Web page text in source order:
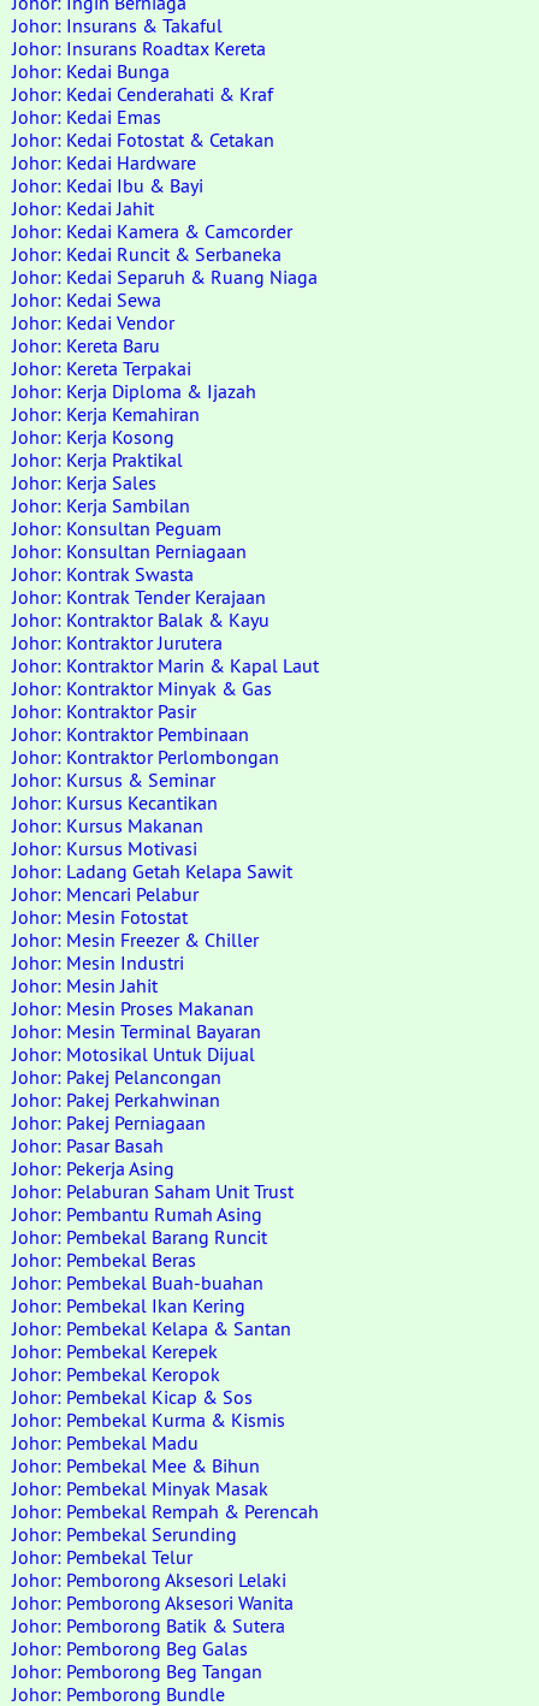
Johor: Insurans & Takaful
Johor: Insurans Roadtax Kereta
Johor: Kedai Bunga
Johor: Kedai Cenderahati & Kraf
Johor: Kedai Emas
Johor: Kedai Fotostat & Cetakan
Johor: Kedai Hardware
Johor: Kedai Ibu & Bayi
Johor: Kedai Jahit
Johor: Kedai Kamera & Camcorder
Johor: Kedai Runcit & Serbaneka
Johor: Kedai Separuh & Ruang Niaga
Johor: Kedai Sewa
Johor: Kedai Vendor
Johor: Kereta Baru
Johor: Kereta Terpakai
Johor: Kerja Diploma & Ijazah
Johor: Kerja Kemahiran
Johor: Kerja Kosong
Johor: Kerja Praktikal
Johor: Kerja Sales
Johor: Kerja Sambilan
Johor: Konsultan Peguam
Johor: Konsultan Perniagaan
Johor: Kontrak Swasta
Johor: Kontrak Tender Kerajaan
Johor: Kontraktor Balak & Kayu
Johor: Kontraktor Jurutera
Johor: Kontraktor Marin & Kapal Laut
Johor: Kontraktor Minyak & Gas
Johor: Kontraktor Pasir
Johor: Kontraktor Pembinaan
Johor: Kontraktor Perlombongan
Johor: Kursus & Seminar
Johor: Kursus Kecantikan
Johor: Kursus Makanan
Johor: Kursus Motivasi
Johor: Ladang Getah Kelapa Sawit
Johor: Mencari Pelabur
Johor: Mesin Fotostat
Johor: Mesin Freezer & Chiller
Johor: Mesin Industri
Johor: Mesin Jahit
Johor: Mesin Proses Makanan
Johor: Mesin Terminal Bayaran
Johor: Motosikal Untuk Dijual
Johor: Pakej Pelancongan
Johor: Pakej Perkahwinan
Johor: Pakej Perniagaan
Johor: Pasar Basah
Johor: Pekerja Asing
Johor: Pelaburan Saham Unit Trust
Johor: Pembantu Rumah Asing
Johor: Pembekal Barang Runcit
Johor: Pembekal Beras
Johor: Pembekal Buah-buahan
Johor: Pembekal Ikan Kering
Johor: Pembekal Kelapa & Santan
Johor: Pembekal Kerepek
Johor: Pembekal Keropok
Johor: Pembekal Kicap & Sos
Johor: Pembekal Kurma & Kismis
Johor: Pembekal Madu
Johor: Pembekal Mee & Bihun
Johor: Pembekal Minyak Masak
Johor: Pembekal Rempah & Perencah
Johor: Pembekal Serunding
Johor: Pembekal Telur
Johor: Pemborong Aksesori Lelaki
Johor: Pemborong Aksesori Wanita
Johor: Pemborong Batik & Sutera
Johor: Pemborong Beg Galas
Johor: Pemborong Beg Tangan
Johor: Pemborong Bundle